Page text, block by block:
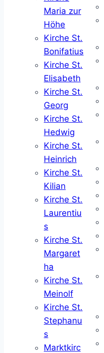
Maria zur
Höhe
Kirche St.
Bonifatius
Kirche St.
Elisabeth
Kirche St.
Georg
Kirche St.
Hedwig
Kirche St.
Heinrich
Kirche St.
Kilian
Kirche St.
Laurentiu
s
Kirche St.
Margaret
ha
Kirche St.
Meinolf
Kirche St.
Stephanu
s
Marktkirc